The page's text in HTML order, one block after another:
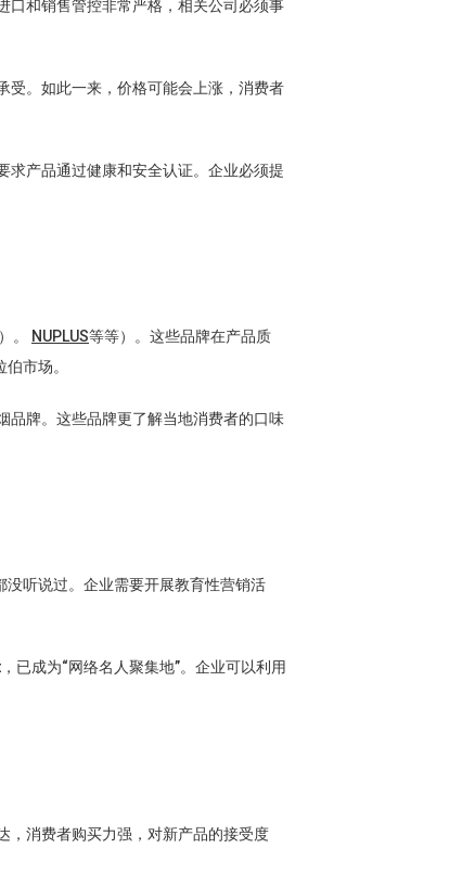
口和销售管控非常严格，相关公司必须事
受。如此一来，价格可能会上涨，消费者
求产品通过健康和安全认证。企业必须提
。
NUPLUS等等）。这些品牌在产品质
市场。
品牌。这些品牌更了解当地消费者的口味
没听说过。企业需要开展教育性营销活
成为“网络名人聚集地”。企业可以利用
，消费者购买力强，对新产品的接受度